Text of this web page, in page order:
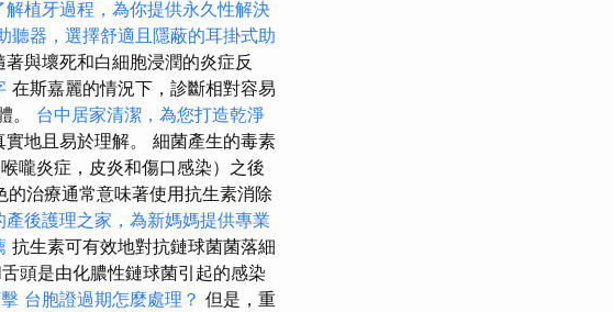
解植牙過程，為你提供永久性解決
聽器，選擇舒適且隱蔽的耳掛式助
與壞死和白細胞浸潤的炎症反
在斯嘉麗的情況下，診斷相對容易
。 台中居家清潔，為您打造乾淨
地且易於理解。 細菌產生的毒素
嚨炎症，皮炎和傷口感染）之後
治療通常意味著使用抗生素消除
產後護理之家，為新媽媽提供專業
抗生素可有效地對抗鏈球菌菌落細
頭是由化膿性鏈球菌引起的感染
台胞證過期怎麼處理？ 但是，重